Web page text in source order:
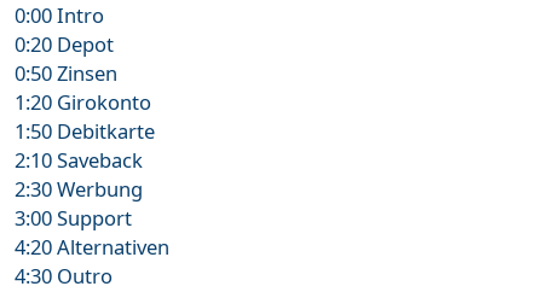
0:00 Intro
0:20 Depot
0:50 Zinsen
1:20 Girokonto
1:50 Debitkarte
2:10 Saveback
2:30 Werbung
3:00 Support
4:20 Alternativen
4:30 Outro